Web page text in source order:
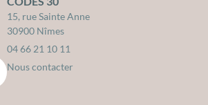
15, rue Sainte Anne
30900 Nîmes
04 66 21 10 11
Nous contacter